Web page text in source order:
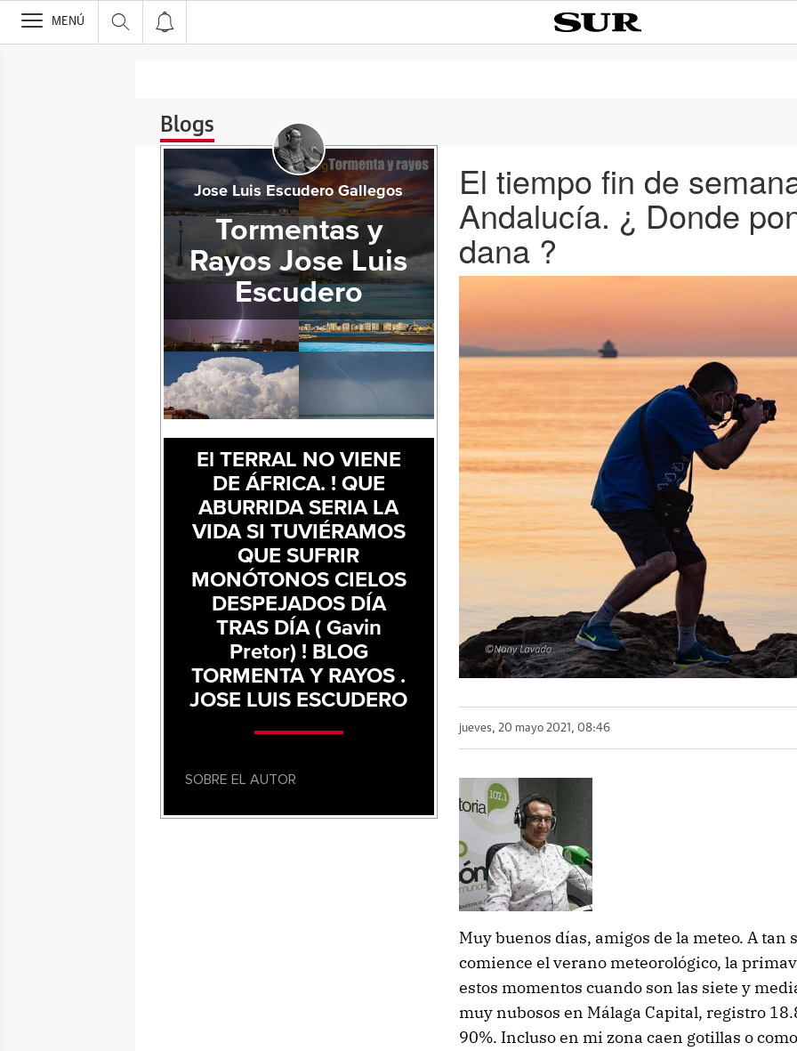
>
MENÚ
Blogs
El tiempo fin de
Andalucía. ¿ Donde
dana ?
jueves, 20 mayo 2021, 08:46
Muy buenos días, amigos de la meteo. A tan
comience el verano meteorológico, la
estos momentos cuando son las siete y
muy nubosos en Málaga Capital, registro
90%. Incluso en mi zona caen gotillas o
Jose Luis Escudero Gallegos
Tormentas y
Rayos Jose Luis
Escudero
El TERRAL NO VIENE
DE ÁFRICA. ! QUE
ABURRIDA SERIA LA
VIDA SI TUVIÉRAMOS
QUE SUFRIR
MONÓTONOS CIELOS
DESPEJADOS DÍA
TRAS DÍA ( Gavin
Pretor) ! BLOG
TORMENTA Y RAYOS .
JOSE LUIS ESCUDERO
SOBRE EL AUTOR